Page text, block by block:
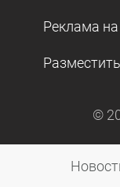
Реклама на
©